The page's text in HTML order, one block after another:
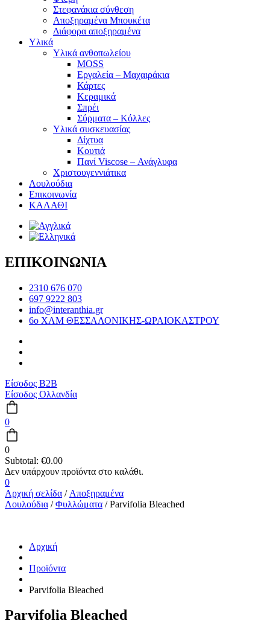
Στεφανάκια σύνθεση
Αποξηραμένα Μπουκέτα
Διάφορα αποξηραμένα
Υλικά
Υλικά ανθοπωλείου
MOSS
Εργαλεία – Μαχαιράκια
Κάρτες
Κεραμικά
Σπρέι
Σύρματα – Κόλλες
Υλικά συσκευασίας
Δίχτυα
Κουτιά
Πανί Viscose – Ανάγλυφα
Χριστουγεννιάτικα
Λουλούδια
Επικοινωνία
ΚΑΛΑΘΙ
ΕΠΙΚΟΙΝΩΝΙΑ
2310 676 070
697 9222 803
info@interanthia.gr
6ο ΧΛΜ ΘΕΣΣΑΛΟΝΙΚΗΣ-ΩΡΑΙΟΚΑΣΤΡΟΥ
Είσοδος B2B
Είσοδος Ολλανδία
0
0
Subtotal: €0.00
0
Αρχική σελίδα / Αποξηραμένα
Λουλούδια /Φυλλώματα / Parvifolia Bleached
Αρχική
Προϊόντα
Parvifolia Bleached
Parvifolia Bleached